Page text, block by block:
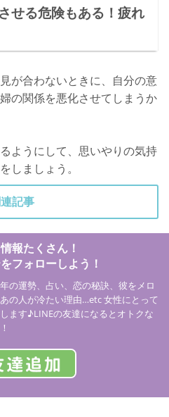
せる危険もある！疲れ
が合わないときに、自分の意
の関係を悪化させてしまうか
ようにして、思いやりの気持
しましょう。
記事
報たくさん！
フォローしよう！
の運勢、占い、恋の秘訣、彼をメロ
の人が冷たい理由…etc 女性にとって
ます♪LINEの友達になるとオトクな